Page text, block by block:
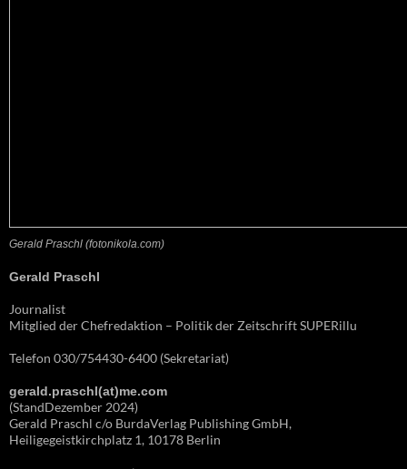
Gerald Praschl (fotonikola.com)
Gerald Praschl
Journalist
Mitglied der Chefredaktion – Politik der Zeitschrift SUPERillu
Telefon 030/754430-6400 (Sekretariat)
gerald.praschl(at)me.com
(StandDezember 2024)
Gerald Praschl c/o BurdaVerlag Publishing GmbH,
Heiligegeistkirchplatz 1, 10178 Berlin